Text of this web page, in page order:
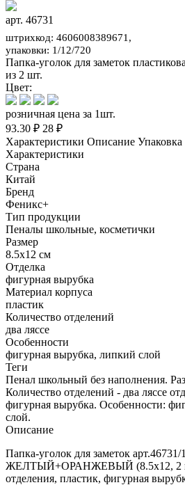
арт. 46731
штрихкод: 4606008389671,
упаковки: 1/12/720
Папка-уголок для заметок
из 2 шт.
Цвет:
розничная цена за 1шт.
93.30 ₽ 28 ₽
Характеристики Описание Упаковка
Характеристики
Страна
Китай
Бренд
Феникс+
Тип продукции
Пеналы школьные, косметички
Размер
8.5х12 см
Отделка
фигурная вырубка
Материал корпуса
пластик
Количество отделений
два ляссе
Особенности
фигурная вырубка, липкий слой
Теги
Пенал школьный без наполнения.
Количество отделений - два ляссе
фигурная вырубка. Особенности:
слой.
Описание
Папка-уголок для заметок арт.46731/
ЖЕЛТЫЙ+ОРАНЖЕВЫЙ (8.5х12, 2
отделения, пластик, фигурная